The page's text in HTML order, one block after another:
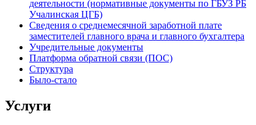
деятельности (нормативные документы по ГБУЗ РБ
Учалинская ЦГБ)
Сведения о среднемесячной заработной плате
заместителей главного врача и главного бухгалтера
Учредительные документы
Платформа обратной связи (ПОС)
Структура
Было-стало
Услуги